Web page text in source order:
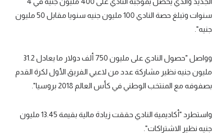
سنوات وتبلغ حصة النادي 100 مليون جنيه سنويا مقابل 50 مليون
جنيه".
وواصل "حصول النادي على مليون 750 ألف دولار ما يعادل 31.2
مليون جنيه نظير مشاركة عدد من لاعبي الفريق الأول لكرة القدم
بصفوفه مع المنتخب الوطني في كأس العالم 2018 بروسيا".
واستطرد "أكاديمية النادي حققت زيادة مالية بقيمة 13.45 مليون
جنيه نظير الاشتراكات".